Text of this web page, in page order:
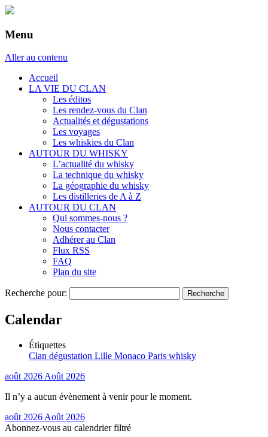
Menu
Aller au contenu
Accueil
LA VIE DU CLAN
Les éditos
Les rendez-vous du Clan
Actualités et dégustations
Les voyages
Les whiskies du Clan
AUTOUR DU WHISKY
L’actualité du whisky
La technique du whisky
La géographie du whisky
Les distilleries de A à Z
AUTOUR DU CLAN
Qui sommes-nous ?
Nous contacter
Adhérer au Clan
Flux RSS
FAQ
Plan du site
Recherche pour:
Calendar
Étiquettes
Clan dégustation Lille Monaco Paris whisky
août 2026 Août 2026
Il n’y a aucun évènement à venir pour le moment.
août 2026 Août 2026
Abonnez-vous au calendrier filtré